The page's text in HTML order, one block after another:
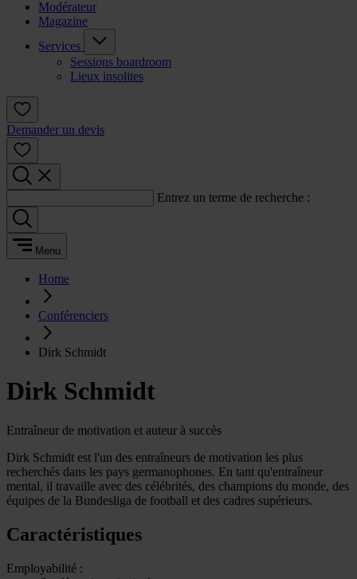
Modérateur
Magazine
Services
Sessions boardroom
Lieux insolites
Demander un devis
Entrez un terme de recherche :
Menu
Home
Conférenciers
Dirk Schmidt
Dirk Schmidt
Entraîneur de motivation et auteur à succès
Dirk Schmidt est l'un des entraîneurs de motivation les plus
recherchés dans les pays germanophones. En tant qu'entraîneur
mental, il travaille avec des célébrités, des champions du monde, des
équipes de la Bundesliga de football et des cadres supérieurs.
Caractéristiques
Employabilité :